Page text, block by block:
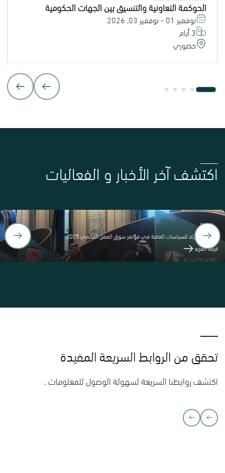
الحوكمة التعاونية والتنسيق بين الجهات الحكومية
نوفمبر 01 - نوفمبر 03, 2026
3 أيام
حضوري
اكتشف آخر الأخبار و الفعاليات
News
كلية كابسارك للسياسات العامة في مؤتمر سوق العمل العالمي 2025
قراءة المزيد
تحقق من الروابط السريعة المفيدة
اكتشف روابطنا السريعة لسهولة الوصول للمعلومات .